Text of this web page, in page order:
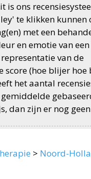
is ons
te klikken kunnen
met een
en emotie van
van de
score (hoe blijer hoe
het aantal
dan zijn er nog
> Noord-